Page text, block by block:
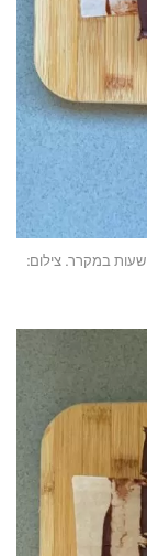
נחלץ את החטיף מהתבנית בעזרת נייר האפייה לאחר 6 שעות במקרר. צילום: